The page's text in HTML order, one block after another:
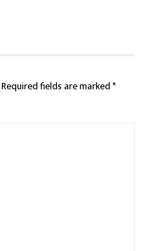
Required fields are marked*